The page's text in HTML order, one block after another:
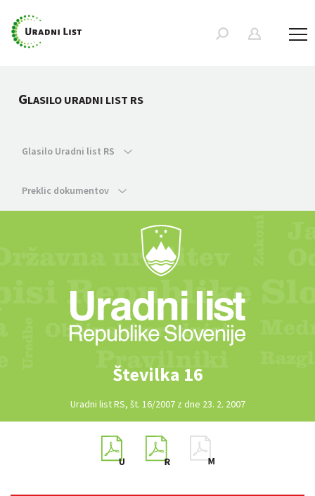
GLASILO URADNI LIST RS
Glasilo Uradni list RS
Preklic dokumentov
Številka 16
Uradni list RS, št. 16/2007 z dne 23. 2. 2007